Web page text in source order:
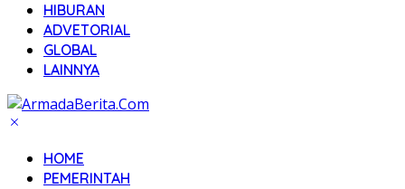
HIBURAN
ADVETORIAL
GLOBAL
LAINNYA
HOME
PEMERINTAH